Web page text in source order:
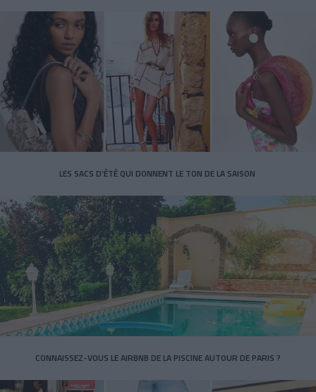
LES SACS D’ÉTÉ QUI DONNENT LE TON DE LA SAISON
CONNAISSEZ-VOUS LE AIRBNB DE LA PISCINE AUTOUR DE PARIS ?